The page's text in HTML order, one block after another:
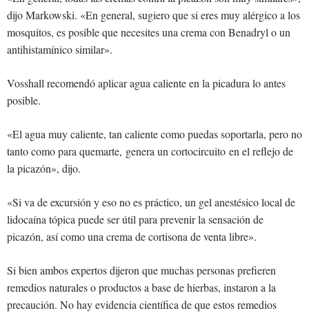
dijo Markowski. «En general, sugiero que si eres muy alérgico a los
mosquitos, es posible que necesites una crema con Benadryl o un
antihistamínico similar».
Vosshall recomendó aplicar agua caliente en la picadura lo antes
posible.
«El agua muy caliente, tan caliente como puedas soportarla, pero no
tanto como para quemarte, genera un cortocircuito en el reflejo de
la picazón», dijo.
«Si va de excursión y eso no es práctico, un gel anestésico local de
lidocaína tópica puede ser útil para prevenir la sensación de
picazón, así como una crema de cortisona de venta libre».
Si bien ambos expertos dijeron que muchas personas prefieren
remedios naturales o productos a base de hierbas, instaron a la
precaución. No hay evidencia científica de que estos remedios